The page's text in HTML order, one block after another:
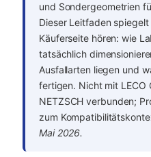
und Sondergeometrien
Dieser Leitfaden
Käuferseite hören: wie
tatsächlich
Ausfallarten liegen und
fertigen. Nicht mit LECO
NETZSCH verbunden;
zum
Mai 2026.